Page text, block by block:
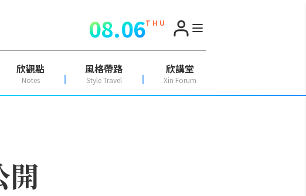
08.06T H U
欣觀點
Notes
風格帶路
Style Travel
欣講堂
Xin Forum
開